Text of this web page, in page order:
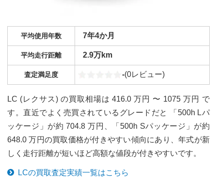
平均使用年数 7年4か月
平均走行距離 2.9万km
査定満足度 -(0レビュー)
LC (レクサス) の買取相場は 416.0 万円 〜 1075 万円 で
す。直近でよく売買されているグレードだと 「500h Lパ
ッケージ」が約 704.8 万円、「500h Sパッケージ」が約
648.0 万円の買取価格が付きやすい傾向にあり、年式が新
しく走行距離が短いほど高額な値段が付きやすいです。
LCの買取査定実績一覧はこちら